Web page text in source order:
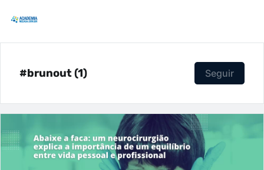
#brunout (1) Seguir